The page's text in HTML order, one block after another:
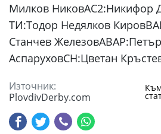
Милков НиковАС2:Никифор
ТИ:Тодор Недялков
Станчев
АспаруховСН:Цветан
Източник:
PlovdivDerby.com